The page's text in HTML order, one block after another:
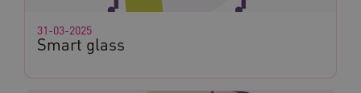
Smart glass
31-03-2025
Naam
Domein
__Secure-YNID
ROLLOUT_TOKEN